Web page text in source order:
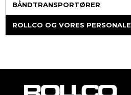
BÅNDTRANSPORTØRER
ROLLCO OG VORES PERSONALE